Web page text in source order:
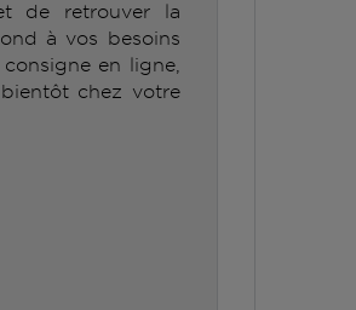
de retrouver la
à vos besoins
en ligne,
chez votre